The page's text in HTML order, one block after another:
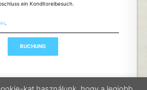
ein Konditoreibesuch.
,